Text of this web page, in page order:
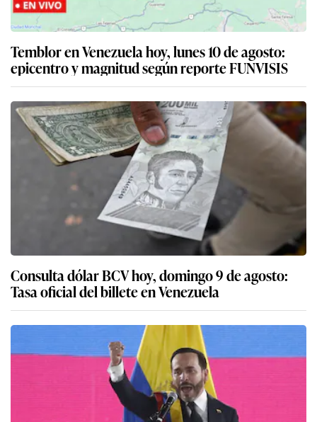
Temblor en Venezuela hoy, lunes 10 de agosto:
epicentro y magnitud según reporte FUNVISIS
Consulta dólar BCV hoy, domingo 9 de agosto:
Tasa oficial del billete en Venezuela